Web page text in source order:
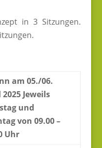
in 3 Sitzungen.
am 05./06.
Jeweils
und
von 09.00 –
Uhr